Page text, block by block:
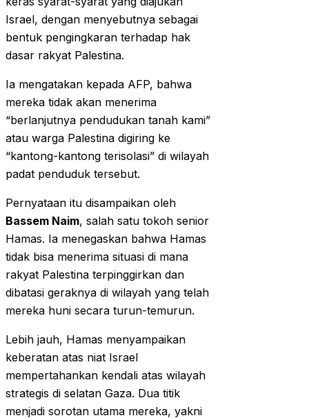
Israel, dengan menyebutnya sebagai
bentuk pengingkaran terhadap hak
dasar rakyat Palestina.
Ia mengatakan kepada AFP, bahwa
mereka tidak akan menerima
“berlanjutnya pendudukan tanah kami”
atau warga Palestina digiring ke
“kantong-kantong terisolasi” di wilayah
padat penduduk tersebut.
Pernyataan itu disampaikan oleh
Bassem Naim, salah satu tokoh senior
Hamas. Ia menegaskan bahwa Hamas
tidak bisa menerima situasi di mana
rakyat Palestina terpinggirkan dan
dibatasi geraknya di wilayah yang telah
mereka huni secara turun-temurun.
Lebih jauh, Hamas menyampaikan
keberatan atas niat Israel
mempertahankan kendali atas wilayah
strategis di selatan Gaza. Dua titik
menjadi sorotan utama mereka, yakni